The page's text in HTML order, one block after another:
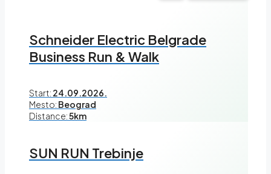
Schneider Electric Belgrade
Business Run & Walk
Start: 24.09.2026.
Mesto: Beograd
Distance:5km
SUN RUN Trebinje